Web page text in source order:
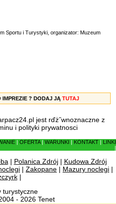
Sportu i Turystyki, organizator: Muzeum
IMPREZIE ? DODAJ JĄ TUTAJ
jest rďż˝wnoznaczne z
i polityki prywatnosci
OFERTA| WARUNKI KONTAKT
LINKI
| Polanica Zdrój| Kudowa Zdrój
| Zakopane | Mazury noclegi |
|
turystyczne
- 2026 Tenet